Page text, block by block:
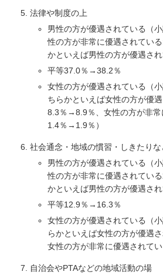
法律や制度の上
男性の方が優遇されている（
性の方が非常に優遇されてい
かといえば男性の方が優遇さ
平等37.0％→38.2％
女性の方が優遇されている（
ちらかといえば女性の方が優
8.3％→8.9％、女性の方が非常
1.4％→1.9％）
社会通念・地域の慣習・しきたりな
男性の方が優遇されている（
性の方が非常に優遇されてい
かといえば男性の方が優遇さ
平等12.9％→16.3％
女性の方が優遇されている（
らかといえば女性の方が優遇
女性の方が非常に優遇されて
自治会やPTAなどの地域活動の場